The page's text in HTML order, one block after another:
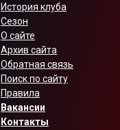
История клуба
Сезон
О сайте
Архив сайта
Обратная связь
Поиск по сайту
Правила
Вакансии
Контакты